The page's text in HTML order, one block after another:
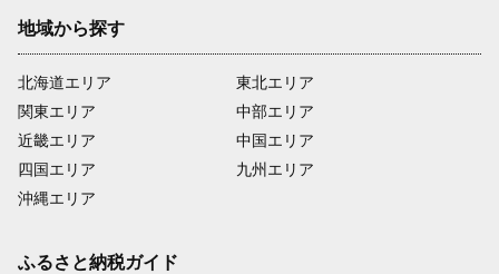
地域から探す
北海道エリア
関東エリア
近畿エリア
四国エリア
沖縄エリア
東北エリア
中部エリア
中国エリア
九州エリア
ふるさと納税ガイド